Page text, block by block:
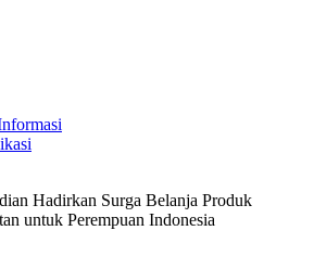
Hadirkan Surga Belanja Produk
untuk Perempuan Indonesia